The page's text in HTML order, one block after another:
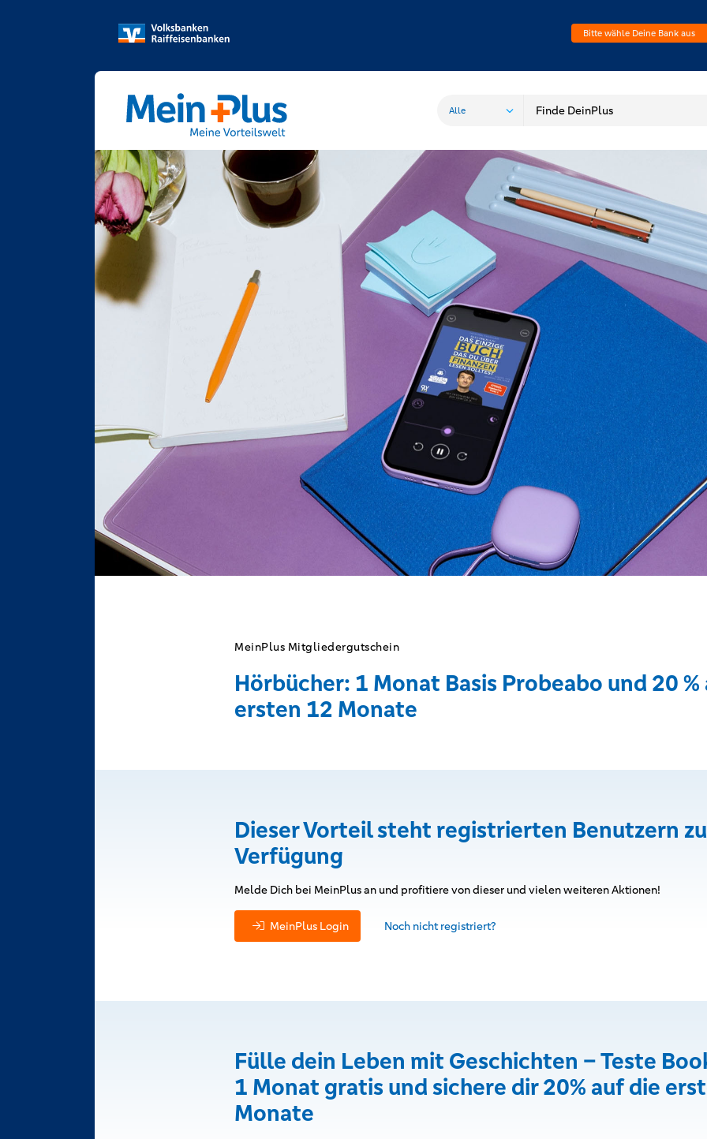
Bitte wähle Deine Bank aus
MeinPlus Mitgliedergutschein
Hörbücher: 1 Monat Basis Probeabo und 20
ersten 12 Monate
Dieser Vorteil steht registrierten Benutzern
Verfügung
Melde Dich bei MeinPlus an und profitiere von dieser und vielen weiteren Aktionen!
MeinPlus Login Noch nicht registriert?
Fülle dein Leben mit Geschichten – Teste
1 Monat gratis und sichere dir 20% auf die
Monate